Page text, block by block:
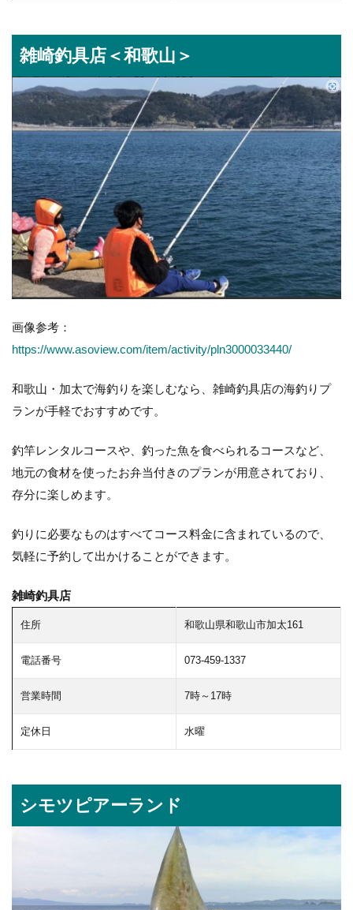
雑崎釣具店＜和歌山＞
画像参考：
https://www.asoview.com/item/activity/pln3000033440/
和歌山・加太で海釣りを楽しむなら、雑崎釣具店の海釣りプ
ランが手軽でおすすめです。
釣竿レンタルコースや、釣った魚を食べられるコースなど、
地元の食材を使ったお弁当付きのプランが用意されており、
存分に楽しめます。
釣りに必要なものはすべてコース料金に含まれているので、
気軽に予約して出かけることができます。
雑崎釣具店
住所 和歌山県和歌山市加太161
電話番号 073-459-1337
営業時間 7時～17時
定休日 水曜
シモツピアーランド